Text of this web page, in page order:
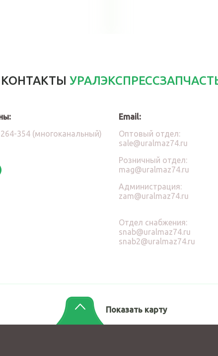
КОНТАКТЫ
354 (многоканальный)
Email:
Оптовый отдел:
sale@uralmaz74.ru
Розничный отдел:
mag@uralmaz74.ru
Администрация:
zam@uralmaz74.ru
Отдел снабжения:
snab@uralmaz74.ru
snab2@uralmaz74.ru
Показать карту